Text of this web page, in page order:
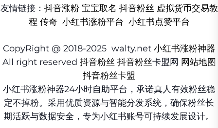
友情链接： 抖音涨粉 宝宝取名 抖音粉丝 虚拟货币交易教
程 传奇 小红书涨粉平台 小红书点赞平台
CopyRight @ 2018-2025 walty.net 小红书涨粉神器
All right reserved 抖音粉丝 抖音粉丝卡盟网 网站地图
抖音粉丝卡盟
小红书涨粉神器24小时自助平台，承诺真人有效粉丝稳
定不掉粉。采用优质资源与智能分发系统，确保粉丝长
期活跃与数据安全，专为小红书账号可持续发展设计。